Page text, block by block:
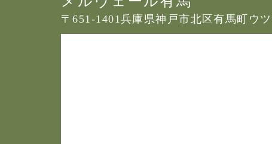
〒651-1401兵庫県神戸市北区有馬町ウ